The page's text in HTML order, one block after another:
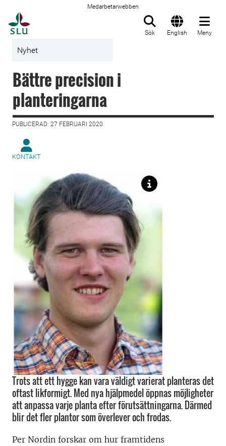
Medarbetarwebben
Sök English Meny
Nyhet
Bättre precision i
planteringarna
PUBLICERAD: 27 FEBRUARI 2020
KONTAKT
Trots att ett hygge kan vara väldigt varierat planteras det
oftast likformigt. Med nya hjälpmedel öppnas möjligheter
att anpassa varje planta efter förutsättningarna. Därmed
blir det fler plantor som överlever och frodas.
Per Nordin forskar om hur framtidens